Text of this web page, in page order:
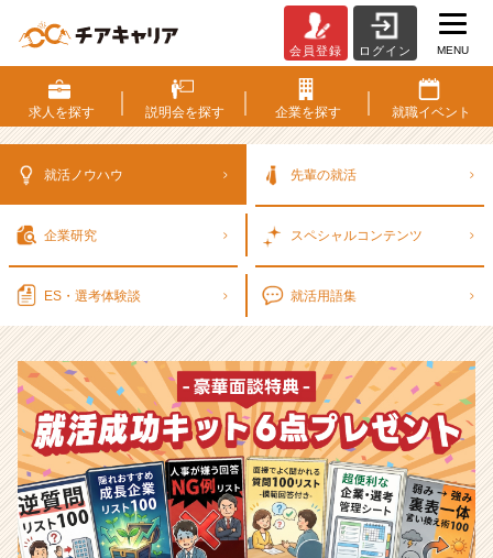
考
対
策・
ウ
ベ
ン
チ
ャ
ー・
成
長
企
業
会員登録 ログイン MENU
求人を探す 説明会を探す 企業を探す 就職イベント
就活ノウハウ 先輩の就活
企業研究 スペシャルコンテンツ
ES・選考体験談 就活用語集